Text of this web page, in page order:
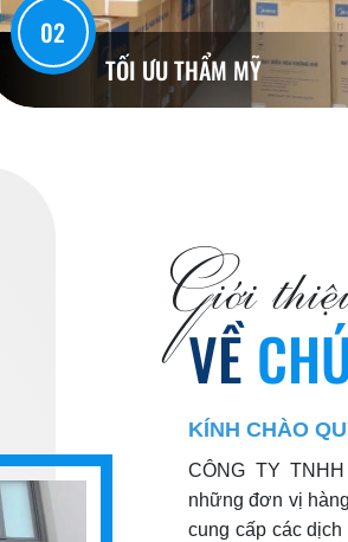
02
TỐI ƯU THẨM MỸ
Giới
VỀ
KÍNH CHÀO
CÔNG TY
những đơn vị
cung cấp các